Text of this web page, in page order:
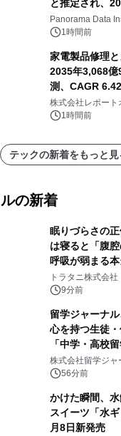
と推定され、
8,000万米ドル
おり、予測期間
Panorama Data
1時間前
家電製品修理と
2035年3,068億
測、CAGR
及・循環型経済
大が成長を加速
株式会社レポート
1時間前
テックの新着をもっと見
の新着
眠りづらさの
は寝ると「腹
呼吸が弱まる
トラタニ株式会社
9分前
留学ジャーナ
心を持つ生徒
「中学・高校
ジーランド＆オ
9/12(土)に開催
株式会社留学ジャ
56分前
かけた瞬間、
スイーツ「水
月8日新発売